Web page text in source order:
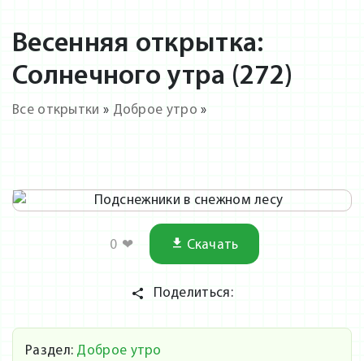
Весенняя открытка:
Солнечного утра (272)
Все открытки » Доброе утро »
0 ❤ Скачать
Поделиться:
Раздел: Доброе утро